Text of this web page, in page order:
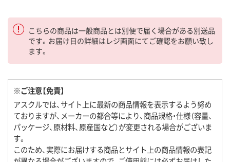
こちらの商品は一般商品とは別便で届く場合がある別送品
です。お届け日の詳細はレジ画面にてご確認をお願い致し
ます。
※ご注意【免責】
アスクルでは、サイト上に最新の商品情報を表示するよう努め
ておりますが、メーカーの都合等により、商品規格・仕様（容量、
パッケージ、原材料、原産国など）が変更される場合がございま
す。
このため、実際にお届けする商品とサイト上の商品情報の表記